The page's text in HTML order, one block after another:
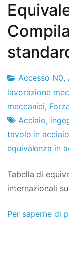
Fabbrica
di
progetti
2
il
luglio
il
2018
Accesso N0,
lavorazione
meccanici,
Acciaio,
tavolo in acciaio
equivalenza in
Tabella di
internazionali
Per saperne di